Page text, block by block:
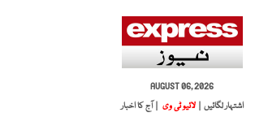
AUGUST 06, 2026
اشتہار لگائیں |
لائیو ٹی وی | آج کا اخبار